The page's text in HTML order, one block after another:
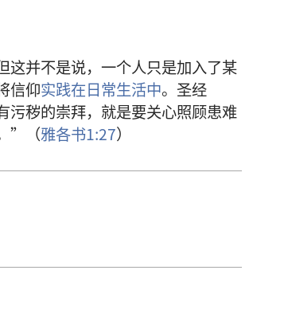
这并不是说，一个人只是加入了某
信仰实践在日常生活中。圣经
秽的崇拜，就是要关心照顾患难
”（雅各书1:27）